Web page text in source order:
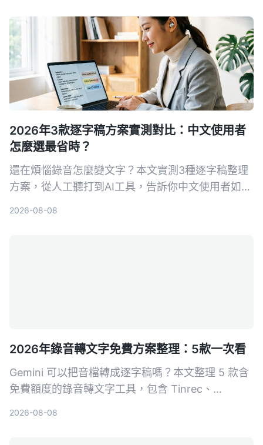
2026年3款逐字稿方案實測對比：中文使用者
怎麼選最省時？
還在煩惱錄音怎麼變文字？本文實測3種逐字稿整理
方案，從人工聽打到AI工具，告訴你中文使用者如何
2026-08-08
2026年錄音轉文字免費方案整理：5款一次看
Gemini 可以把音檔轉成逐字稿嗎？本文整理 5 款含
免費額度的錄音轉文字工具，包含 Tinrec、
2026-08-08